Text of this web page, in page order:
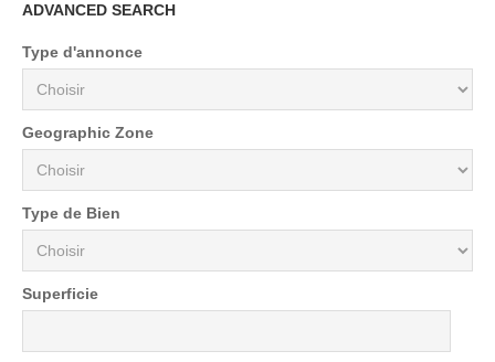
ADVANCED SEARCH
Type d'annonce
Geographic Zone
Type de Bien
Superficie